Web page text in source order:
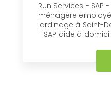
Run Services -
ménagère
jardinage à Saint-
- SAP aide à